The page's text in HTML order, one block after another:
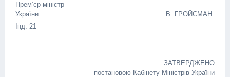
Прем’єр-міністр
України В. ГРОЙСМАН
Інд. 21
ЗАТВЕРДЖЕНО
постановою Кабінету Міністрів України